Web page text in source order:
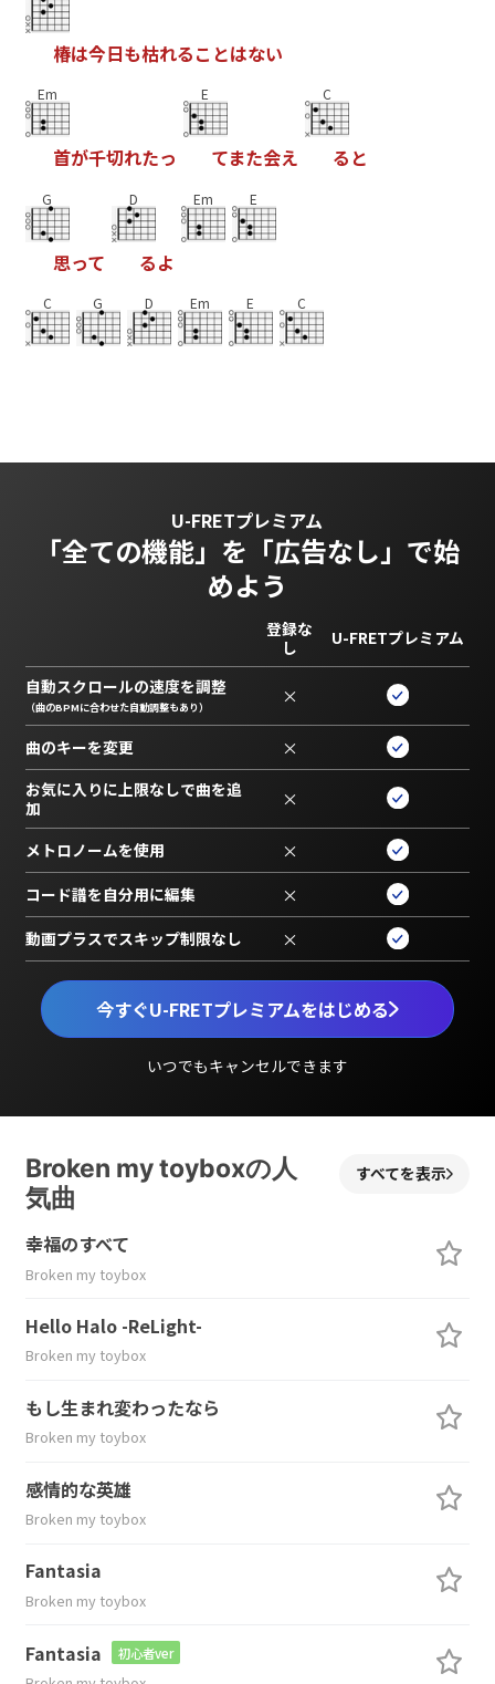
椿は今日も枯れるこ とはない
Em
首が千切れたっ
E
てまた会え
C
る と
G
思って
D
るよ
Em E
C G D Em E C
U-FRETプレミアム
「全ての機能」を 「広告なし」で始
めよう
今すぐU-FRETプレミアムをはじめる
いつでもキャンセルできます
登録な
し
U-FRETプレミアム
自動スクロールの速度を調整
（曲のBPMに合わせた自動調整もあり） ×
曲のキーを変更 ×
お気に入りに上限なしで曲を追
加
×
メトロノームを使用 ×
コード譜を自分用に編集 ×
動画プラスでスキップ制限なし ×
Broken my toyboxの人
気曲
すべてを表示
幸福のすべて
Broken my toybox
Hello Halo -ReLight-
Broken my toybox
もし生まれ変わったなら
Broken my toybox
感情的な英雄
Broken my toybox
Fantasia
Broken my toybox
Fantasia 初心者ver